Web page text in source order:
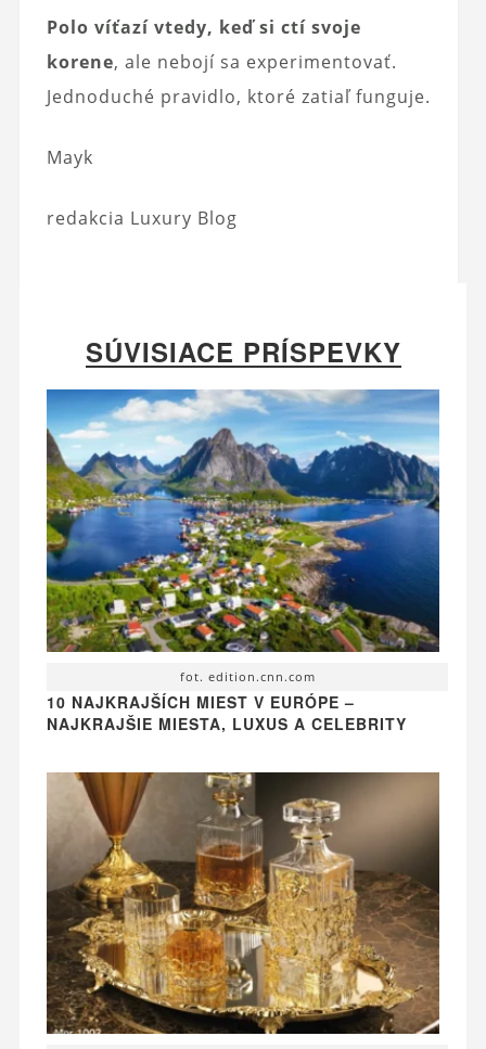
Polo víťazí vtedy, keď si ctí svoje
korene, ale nebojí sa experimentovať.
Jednoduché pravidlo, ktoré zatiaľ funguje.
Mayk
redakcia Luxury Blog
SÚVISIACE PRÍSPEVKY
fot. edition.cnn.com
10 NAJKRAJŠÍCH MIEST V EURÓPE –
NAJKRAJŠIE MIESTA, LUXUS A CELEBRITY